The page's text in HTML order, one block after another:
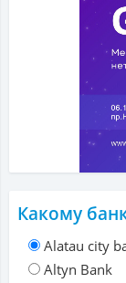
Какому
Alatau city
Altyn Bank